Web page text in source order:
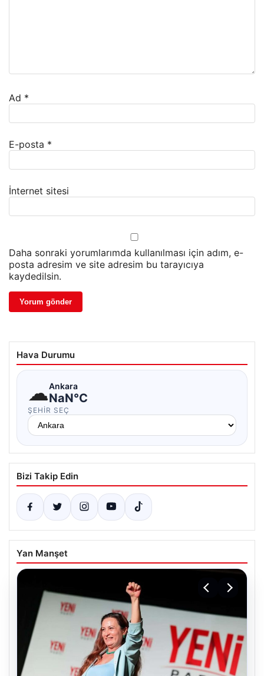
Ad *
E-posta *
İnternet sitesi
Daha sonraki yorumlarımda kullanılması için adım, e-
posta adresim ve site adresim bu tarayıcıya
kaydedilsin.
Hava Durumu
☁Ankara
NaN°C
ŞEHIR SEÇ
Bizi Takip Edin
Yan Manşet